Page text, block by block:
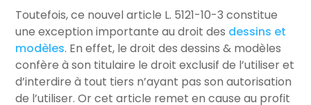
Toutefois, ce nouvel article L. 5121-10-3 constitue
une exception importante au droit des dessins et
modèles. En effet, le droit des dessins & modèles
confère à son titulaire le droit exclusif de l’utiliser et
d’interdire à tout tiers n’ayant pas son autorisation
de l’utiliser. Or cet article remet en cause au profit